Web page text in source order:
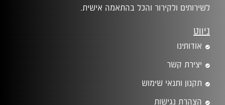
לשירותים ולקירור והכל בהתאמה אישית.
ניווט
אודותינו
יצירת קשר
תקנון ותנאי שימוש
הצהרת נגישות